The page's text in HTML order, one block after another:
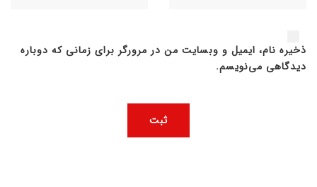
ذخیره نام، ایمیل و وبسایت من در مرورگر برای زمانی که دوباره
دیدگاهی می‌نویسم.